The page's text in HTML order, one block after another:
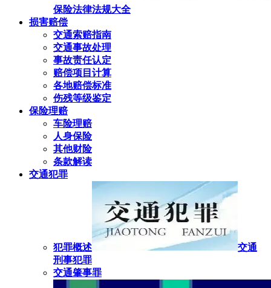
保险法律法规大全
损害赔偿
交通索赔指南
交通事故处理
事故责任认定
赔偿项目计算
各地赔偿标准
伤残等级鉴定
保险理赔
车险理赔
人身保险
其他财险
条款解读
交通犯罪
犯罪概述
交通
刑事犯罪
交通肇事罪